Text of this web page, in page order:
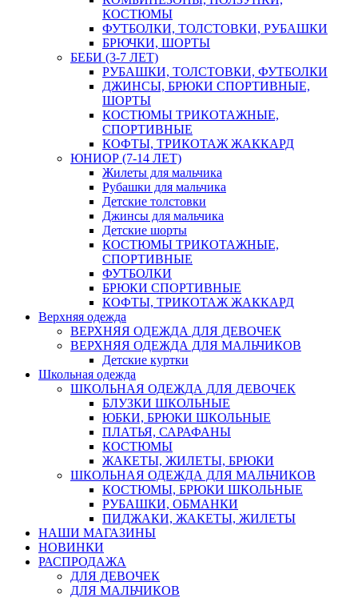
КОСТЮМЫ
ФУТБОЛКИ, ТОЛСТОВКИ, РУБАШКИ
БРЮЧКИ, ШОРТЫ
БЕБИ (3-7 ЛЕТ)
РУБАШКИ, ТОЛСТОВКИ, ФУТБОЛКИ
ДЖИНСЫ, БРЮКИ СПОРТИВНЫЕ,
ШОРТЫ
КОСТЮМЫ ТРИКОТАЖНЫЕ,
СПОРТИВНЫЕ
КОФТЫ, ТРИКОТАЖ ЖАККАРД
ЮНИОР (7-14 ЛЕТ)
Жилеты для мальчика
Рубашки для мальчика
Детские толстовки
Джинсы для мальчика
Детские шорты
КОСТЮМЫ ТРИКОТАЖНЫЕ,
СПОРТИВНЫЕ
ФУТБОЛКИ
БРЮКИ СПОРТИВНЫЕ
КОФТЫ, ТРИКОТАЖ ЖАККАРД
Верхняя одежда
ВЕРХНЯЯ ОДЕЖДА ДЛЯ ДЕВОЧЕК
ВЕРХНЯЯ ОДЕЖДА ДЛЯ МАЛЬЧИКОВ
Детские куртки
Школьная одежда
ШКОЛЬНАЯ ОДЕЖДА ДЛЯ ДЕВОЧЕК
БЛУЗКИ ШКОЛЬНЫЕ
ЮБКИ, БРЮКИ ШКОЛЬНЫЕ
ПЛАТЬЯ, САРАФАНЫ
КОСТЮМЫ
ЖАКЕТЫ, ЖИЛЕТЫ, БРЮКИ
ШКОЛЬНАЯ ОДЕЖДА ДЛЯ МАЛЬЧИКОВ
КОСТЮМЫ, БРЮКИ ШКОЛЬНЫЕ
РУБАШКИ, ОБМАНКИ
ПИДЖАКИ, ЖАКЕТЫ, ЖИЛЕТЫ
НАШИ МАГАЗИНЫ
НОВИНКИ
РАСПРОДАЖА
ДЛЯ ДЕВОЧЕК
ДЛЯ МАЛЬЧИКОВ